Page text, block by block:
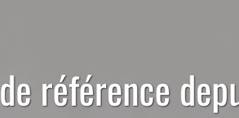
de référence